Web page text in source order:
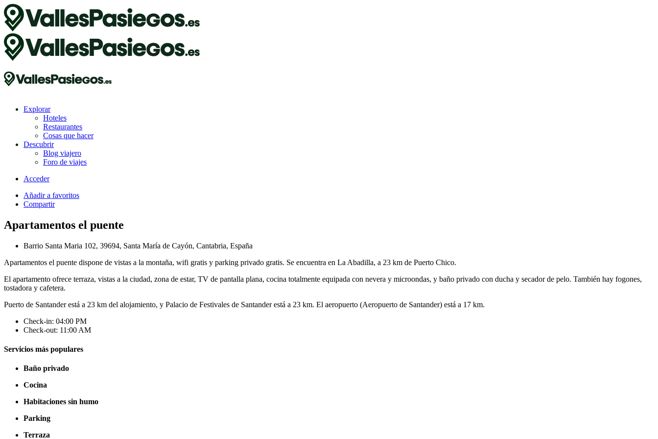
Explorar
Hoteles
Restaurantes
Cosas que hacer
Descubrir
Blog viajero
Foro de viajes
Acceder
Añadir a favoritos
Compartir
Apartamentos el puente
Barrio Santa Maria 102, 39694, Santa María de Cayón, Cantabria, España
Apartamentos el puente dispone de vistas a la montaña, wifi gratis y parking privado gratis. Se encuentra en La Abadilla, a 23 km de Puerto Chico.
El apartamento ofrece terraza, vistas a la ciudad, zona de estar, TV de pantalla plana, cocina totalmente equipada con nevera y microondas, y baño privado con ducha y secador de pelo. También hay fogones,
tostadora y cafetera.
Puerto de Santander está a 23 km del alojamiento, y Palacio de Festivales de Santander está a 23 km. El aeropuerto (Aeropuerto de Santander) está a 17 km.
Check-in: 04:00 PM
Check-out: 11:00 AM
Servicios más populares
Baño privado
Cocina
Habitaciones sin humo
Parking
Terraza